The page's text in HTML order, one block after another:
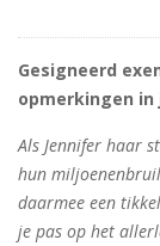
Gesigneerd
opmerkingen
Als Jennifer haar
hun
daarmee een
je pas op het